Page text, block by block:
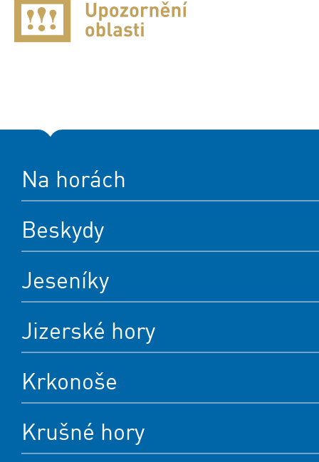
Na horách
Beskydy
Jeseníky
Jizerské hory
Krkonoše
Krušné hory